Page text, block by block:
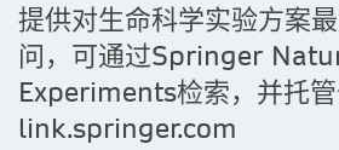
提供对生命科学实验方案
问，可通过Springer
Experiments检索，并托
link.springer.com